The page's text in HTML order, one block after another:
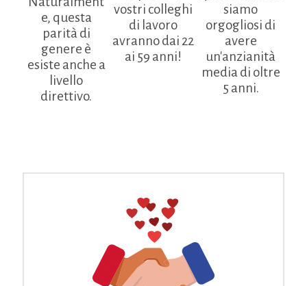
e, questa
parità di
genere è
esiste anche a
livello
direttivo.
vostri colleghi
di lavoro
avranno dai 22
ai 59 anni!
siamo
orgogliosi di
avere
un'anzianità
media di oltre
5 anni.